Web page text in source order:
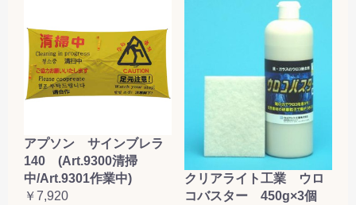
アプソン サインブレラ
140 (Art.9300清掃
中/Art.9301作業中)
￥7,920
クリアライト工業 ウロ
コバスター 450g×3個